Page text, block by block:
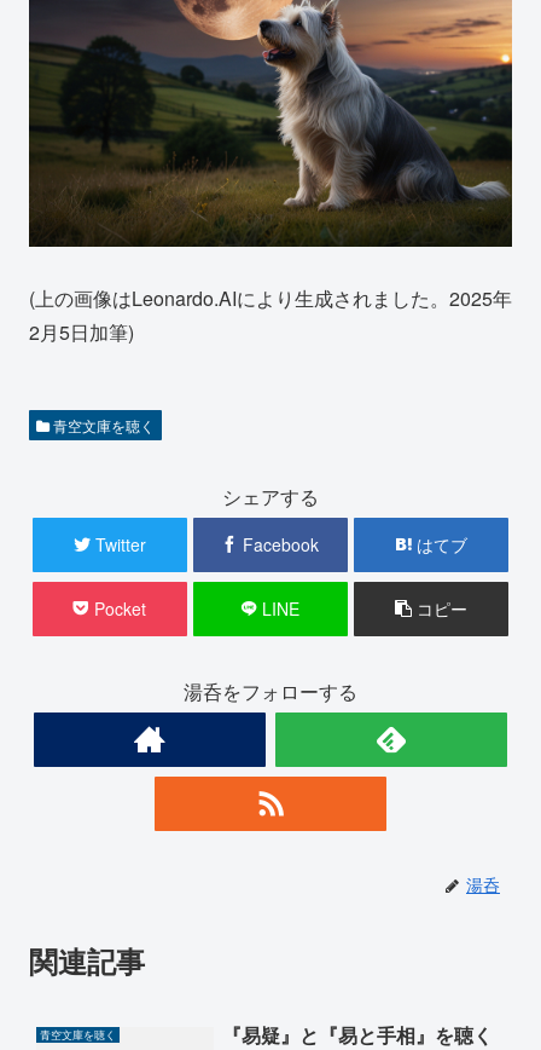
(上の画像はLeonardo.AIにより生成されました。2025年
2月5日加筆)
青空文庫を聴く
シェアする
Twitter Facebook はてブ
Pocket LINE コピー
湯呑をフォローする
湯呑
関連記事
青空文庫を聴く 『易疑』と『易と手相』を聴く